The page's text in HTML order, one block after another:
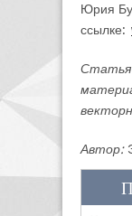
Юрия
ссылке:
Статья
Автор: